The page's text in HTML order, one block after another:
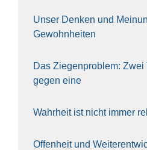
Unser Den­ken und
Gewohn­hei­ten
Das Zie­gen­pro­blem: Zwei
gegen eine
Wahr­heit ist nicht immer
Offen­heit und